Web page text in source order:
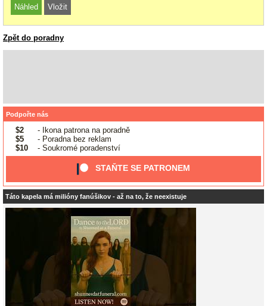
Zpět do poradny
Podpořte nás
$2
- Ikona patrona na poradně
$5
- Poradna bez reklam
$10
- Soukromé poradenství
STAŇTE SE PATRONEM
Táto kapela má milióny fanúšikov - až na to, že neexistuje